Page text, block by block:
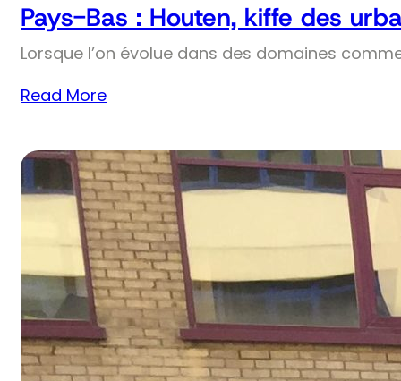
Pays-Bas : Houten, kiffe des
Lorsque l’on évolue dans des domaines
Read More